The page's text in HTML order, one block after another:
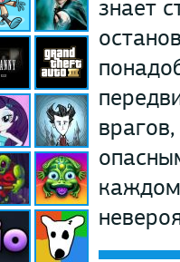
знает